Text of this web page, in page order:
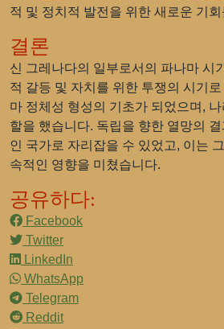
적 및 정치적 발전을 위한 새로운 기
결론
신 그레나다의 일부로서의 파나마 시
적 갈등 및 자치를 위한 투쟁의 시기
마 정체성 형성의 기초가 되었으며,
할을 했습니다. 독립을 향한 열망의
인 국가로 자리잡을 수 있었고, 이는
속적인 영향을 미쳤습니다.
공유하다:
Facebook
Twitter
LinkedIn
WhatsApp
Telegram
Reddit